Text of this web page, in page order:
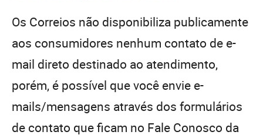
Os Correios não disponibiliza publicamente
aos consumidores nenhum contato de e-
mail direto destinado ao atendimento,
porém, é possível que você envie e-
mails/mensagens através dos formulários
de contato que ficam no Fale Conosco da